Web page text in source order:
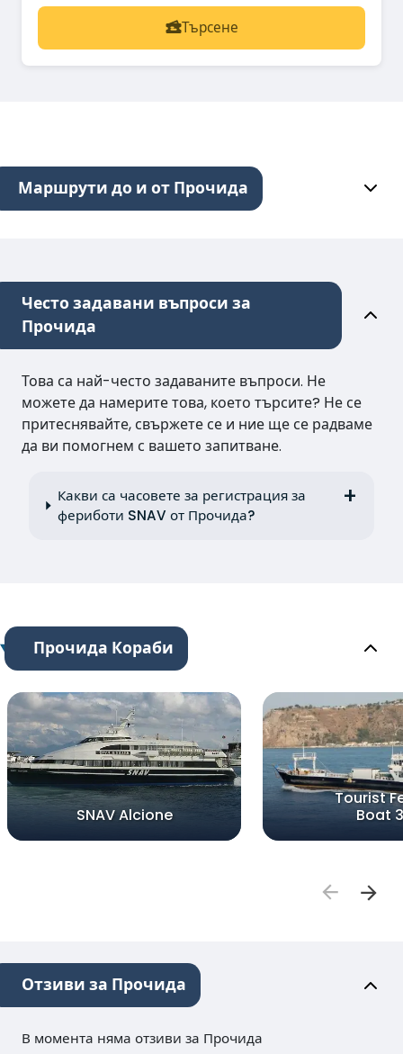
Търсене
Маршрути до и от Прочида
Често задавани въпроси за
Прочида
Това са най-често задаваните въпроси. Не
можете да намерите това, което търсите? Не се
притеснявайте, свържете се и ние ще се радваме
да ви помогнем с вашето запитване.
Какви са часовете за регистрация за
фериботи SNAV от Прочида?
Прочида Кораби
SNAV Alcione
Tourist
Boat 3
Отзиви за Прочида
В момента няма отзиви за Прочида